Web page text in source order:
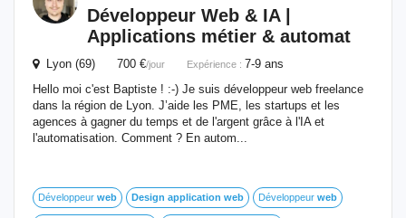
Développeur Web & IA |
Applications métier & automat
Lyon (69) 700 €/jour Expérience : 7-9 ans
Hello moi c'est Baptiste ! :-) Je suis développeur web freelance
dans la région de Lyon. J’aide les PME, les startups et les
agences à gagner du temps et de l'argent grâce à l'IA et
l'automatisation. Comment ? En autom...
Développeur web Design application web Développeur web